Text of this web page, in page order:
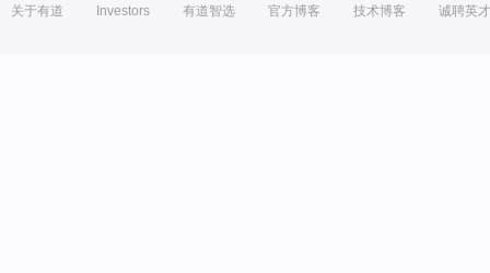
关于有道 Investors 有道智选 官方博客 技术博客 诚聘英才